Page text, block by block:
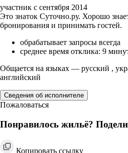
участник с сентября 2014
Это знаток Суточно.ру. Хорошо
бронирования и принимать гостей.
обрабатывает запросы всегда
среднее время отклика: 9
Общается на языках — русский ,
английский
Сведения об исполнителе
Пожаловаться
Понравилось жильё?
Копировать ссылку